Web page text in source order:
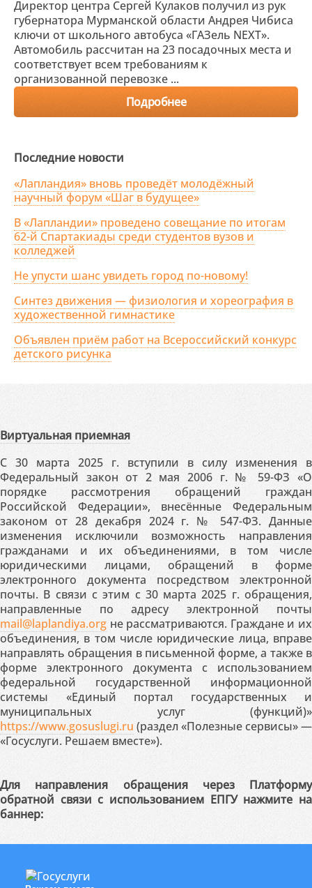
Директор центра Сергей Кулаков получил из рук
губернатора Мурманской области Андрея Чибиса
ключи от школьного автобуса «ГАЗель NEXT».
Автомобиль рассчитан на 23 посадочных места и
соответствует всем требованиям к
организованной перевозке ...
Подробнее
Последние новости
«Лапландия» вновь проведёт молодёжный
научный форум «Шаг в будущее»
В «Лапландии» проведено совещание по итогам
62-й Спартакиады среди студентов вузов и
колледжей
Не упусти шанс увидеть город по-новому!
Синтез движения — физиология и хореография в
художественной гимнастике
Объявлен приём работ на Всероссийский конкурс
детского рисунка
Виртуальная приемная
С 30 марта 2025 г. вступили в силу изменения в
Федеральный закон от 2 мая 2006 г. № 59-ФЗ «О
порядке рассмотрения обращений граждан
Российской Федерации», внесённые Федеральным
законом от 28 декабря 2024 г. № 547-ФЗ. Данные
изменения исключили возможность направления
гражданами и их объединениями, в том числе
юридическими лицами, обращений в форме
электронного документа посредством электронной
почты. В связи с этим с 30 марта 2025 г. обращения,
направленные по адресу электронной почты
mail@laplandiya.org не рассматриваются. Граждане и их
объединения, в том числе юридические лица, вправе
направлять обращения в письменной форме, а также в
форме электронного документа с использованием
федеральной государственной информационной
системы «Единый портал государственных и
муниципальных услуг (функций)»
https://www.gosuslugi.ru (раздел «Полезные сервисы» —
«Госуслуги. Решаем вместе»).
Для направления обращения через Платформу
обратной связи с использованием ЕПГУ нажмите на
баннер: